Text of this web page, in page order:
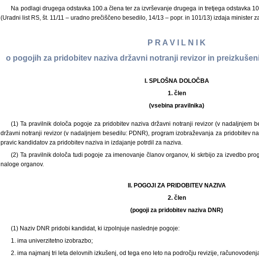
Na podlagi drugega odstavka 100.a člena ter za izvrševanje drugega in tretjega odstavka
(Uradni list RS, št. 11/11 – uradno prečiščeno besedilo, 14/13 – popr. in 101/13) izdaja minister
P R A V I L N I K
o pogojih za pridobitev naziva državni notranji revizor in
I. SPLOŠNA DOLOČBA
1. člen
(vsebina pravilnika)
(1) Ta pravilnik določa pogoje za pridobitev naziva državni notranji revizor (v nadaljnjem
državni notranji revizor (v nadaljnjem besedilu: PDNR), program izobraževanja za pridobitev
pravic kandidatov za pridobitev naziva in izdajanje potrdil za naziva.
(2) Ta pravilnik določa tudi pogoje za imenovanje članov organov, ki skrbijo za izvedbo
naloge organov.
II. POGOJI ZA PRIDOBITEV NAZIVA
2. člen
(pogoji za pridobitev naziva DNR)
(1) Naziv DNR pridobi kandidat, ki izpolnjuje naslednje pogoje:
1. ima univerzitetno izobrazbo;
2. ima najmanj tri leta delovnih izkušenj, od tega eno leto na področju revizije,